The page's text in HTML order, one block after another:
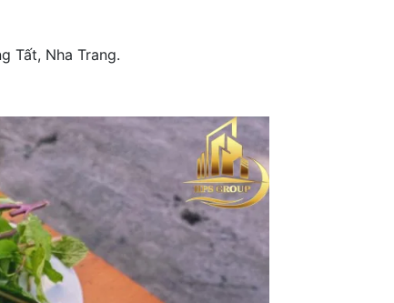
Tất, Nha Trang.